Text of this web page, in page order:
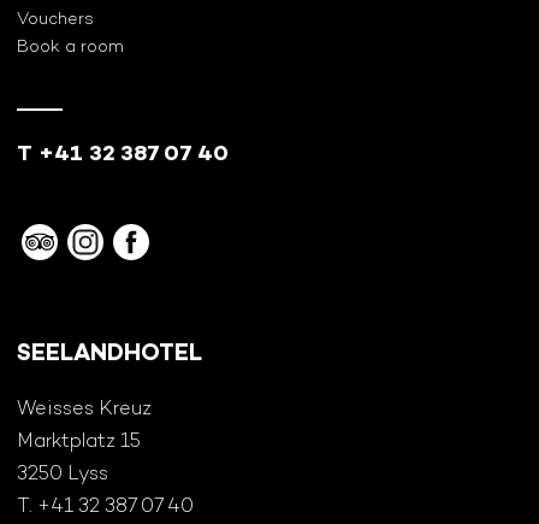
SEELANDHOTEL
Weisses Kreuz
Marktplatz 15
3250 Lyss
T. +41 32 387 07 40
Vouchers
Book a room
T +41 32 387 07 40